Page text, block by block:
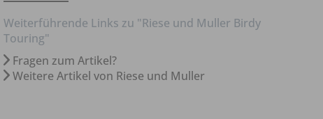
Weiterführende Links zu "Riese und Muller Birdy
Touring"
Fragen zum Artikel?
Weitere Artikel von Riese und Muller